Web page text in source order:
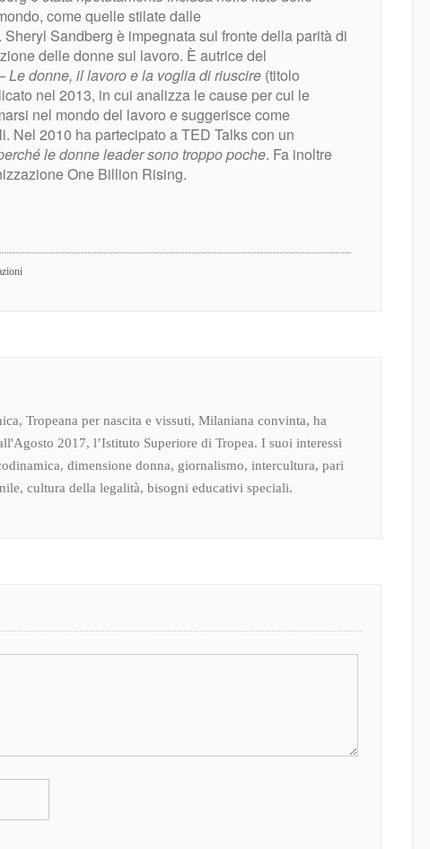
come quelle stilate dalle
. Sheryl Sandberg è impegnata sul fronte della parità di
delle donne sul lavoro. È autrice del
Le donne, il lavoro e la voglia di riuscire (titolo
nel 2013, in cui analizza le cause per cui le
nel mondo del lavoro e suggerisce come
Nel 2010 ha partecipato a TED Talks con un
le donne leader sono troppo poche. Fa inoltre
One Billion Rising.
Tropeana per nascita e vissuti, Milaniana convinta, ha
2017, l’Istituto Superiore di Tropea. I suoi interessi
dimensione donna, giornalismo, intercultura, pari
cultura della legalità, bisogni educativi speciali.